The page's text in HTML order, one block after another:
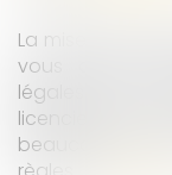
La mise à la
vous devez
légales et
licenciement
beaucoup plus